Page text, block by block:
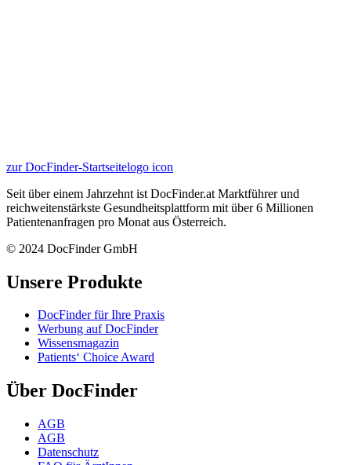
zur DocFinder-Startseitelogo icon
Seit über einem Jahrzehnt ist DocFinder.at Marktführer und
reichweitenstärkste Gesundheitsplattform mit über 6 Millionen
Patientenanfragen pro Monat aus Österreich.
© 2024 DocFinder GmbH
Unsere Produkte
DocFinder für Ihre Praxis
Werbung auf DocFinder
Wissensmagazin
Patients‘ Choice Award
Über DocFinder
AGB
AGB
Datenschutz